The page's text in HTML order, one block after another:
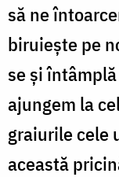
să ne
biruiește pe
se și
ajungem la
graiurile cele
această